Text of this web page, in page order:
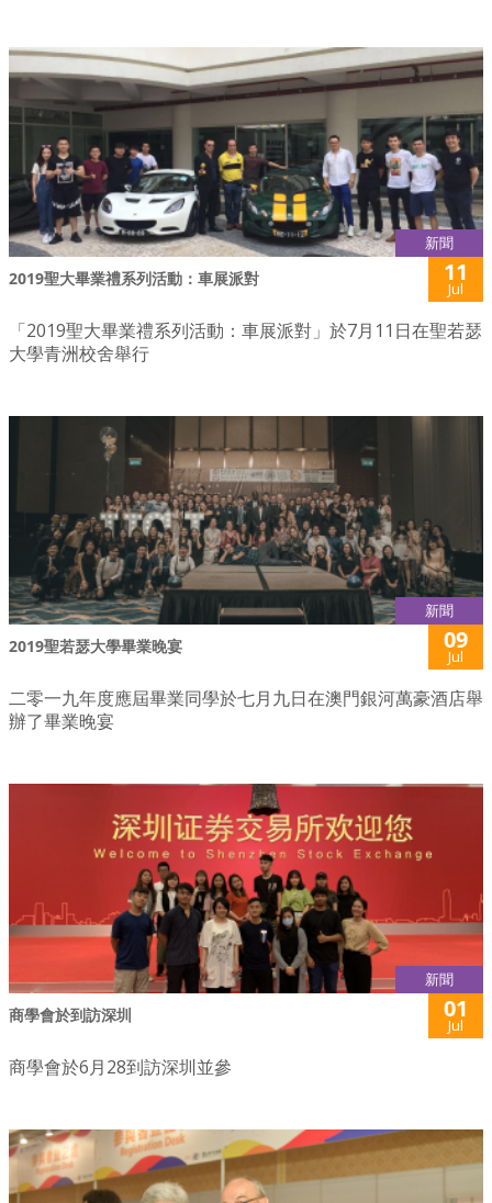
新聞
2019聖大畢業禮系列活動：車展派對 11
Jul
「2019聖大畢業禮系列活動：車展派對」於7月11日在聖若瑟
大學青洲校舍舉行
新聞
2019聖若瑟大學畢業晚宴 09
Jul
二零一九年度應屆畢業同學於七月九日在澳門銀河萬豪酒店舉
辦了畢業晚宴
新聞
商學會於到訪深圳 01
Jul
商學會於6月28到訪深圳並參